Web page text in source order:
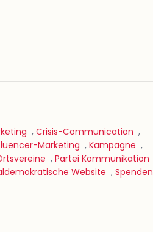
, Crisis-Communication ,
Marketing , Kampagne ,
, Partei Kommunikation
Website , Spenden